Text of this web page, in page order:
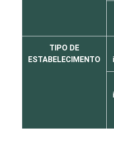
TIPO DE
ESTABELECIMENTO